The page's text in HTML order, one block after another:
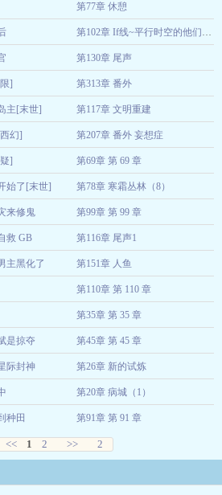
第77章 休憩
2025-02-08
第102章 If线~平行时空的他们（四）
第130章 尾声
] 第313章 番外
主[末世] 第117章 文明重建
幻] 第207章 番外 妄想症
] 第69章 第 69 章
始了[末世] 第78章 寒霜丛林（8）
来修鬼 第99章 第 99 章
救 GB 第116章 尾声1
主黑化了 第151章 人鱼
第110章 第 110 章
第35章 第 35 章
是掠夺 第45章 第 45 章
际封神 第26章 新的试炼
第20章 病城（1）
种田 第91章 第 91 章
<< 1 2 >> 2